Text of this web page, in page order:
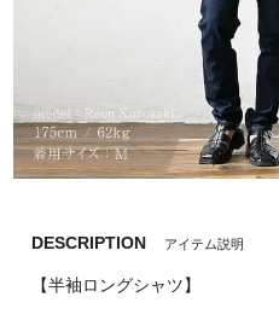
DESCRIPTION アイテム説明
【半袖ロングシャツ】